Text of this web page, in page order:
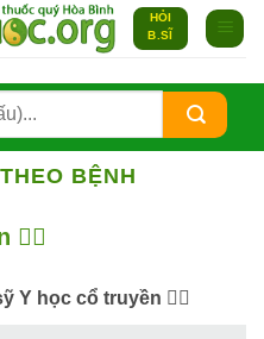
HỎI
B.SĨ
BỆNH
👨‍⚕️
Y học cổ truyền 👨‍⚕️